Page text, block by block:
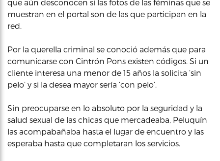
que aún desconocen si las fotos de las féminas que se
muestran en el portal son de las que participan en la
red.
Por la querella criminal se conoció además que para
comunicarse con Cintrón Pons existen códigos. Si un
cliente interesa una menor de 15 años la solicita ‘sin
pelo’ y si la desea mayor sería ‘con pelo’.
Sin preocuparse en lo absoluto por la seguridad y la
salud sexual de las chicas que mercadeaba, Peluquín
las acompabañaba hasta el lugar de encuentro y las
esperaba hasta que completaran los servicios.